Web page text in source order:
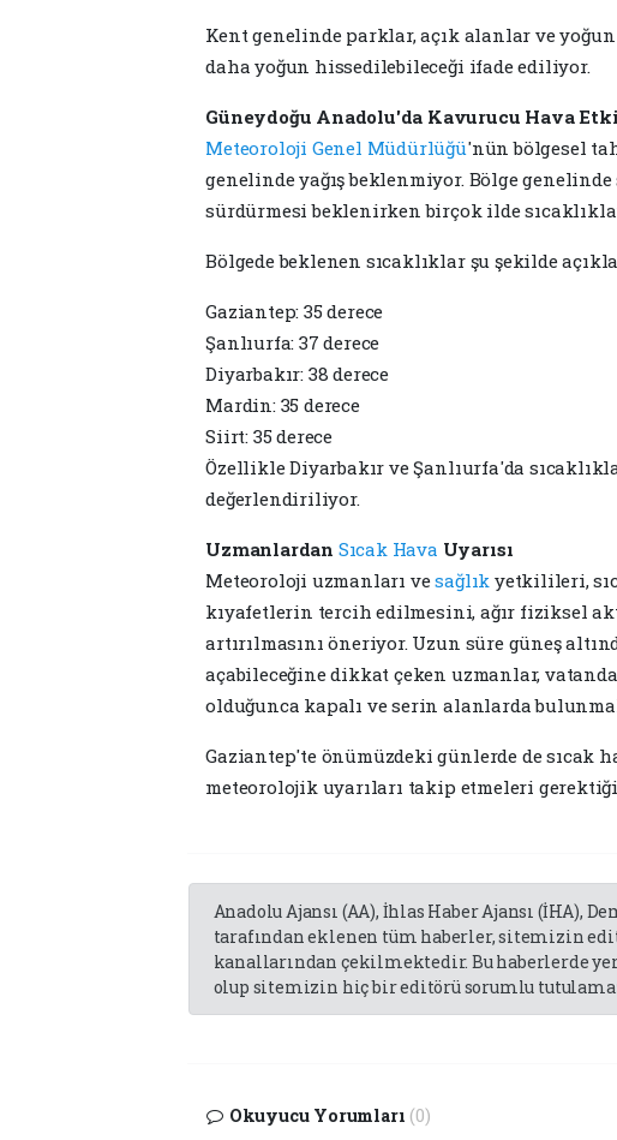
Kent genelinde parklar, açık alanlar ve
daha yoğun hissedilebileceği ifade ediliyor.
Güneydoğu Anadolu'da Kavurucu Hava
Meteoroloji Genel Müdürlüğü'nün bölgesel
genelinde yağış beklenmiyor. Bölge
sürdürmesi beklenirken birçok ilde
Bölgede beklenen sıcaklıklar şu şekilde
Gaziantep: 35 derece
Şanlıurfa: 37 derece
Diyarbakır: 38 derece
Mardin: 35 derece
Siirt: 35 derece
Özellikle Diyarbakır ve Şanlıurfa'da
değerlendiriliyor.
Uzmanlardan Sıcak Hava Uyarısı
Meteoroloji uzmanları vesağlık yetkilileri,
kıyafetlerin tercih edilmesini, ağır fiziksel
artırılmasını öneriyor. Uzun süre güneş
açabileceğine dikkat çeken uzmanlar,
olduğunca kapalı ve serin alanlarda
Gaziantep'te önümüzdeki günlerde de sıcak
meteorolojik uyarıları takip etmeleri
Anadolu Ajansı (AA), İhlas Haber Ajansı (İHA),
tarafından eklenen tüm haberler, sitemizin
kanallarından çekilmektedir. Bu haberlerde
olup sitemizin hiç bir editörü sorumlu
Okuyucu Yorumları (0)